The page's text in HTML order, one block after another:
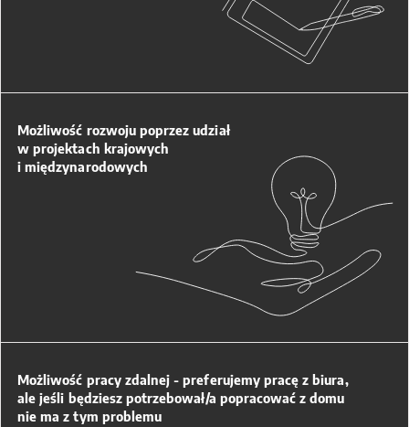
Możliwość rozwoju poprzez udział
w projektach krajowych
i międzynarodowych
Możliwość pracy zdalnej - preferujemy pracę z biura,
ale jeśli będziesz potrzebował/a popracować z domu
nie ma z tym problemu